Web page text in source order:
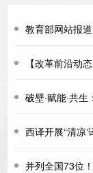
教育部网站报
【改革前沿动
破壁·赋能·共
西译开展“清凉
并列全国73位